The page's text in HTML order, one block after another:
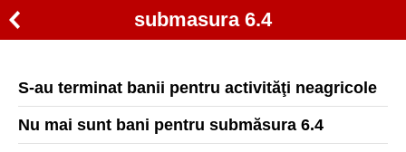
submasura 6.4
S-au terminat banii pentru activităţi neagricole
Nu mai sunt bani pentru submăsura 6.4